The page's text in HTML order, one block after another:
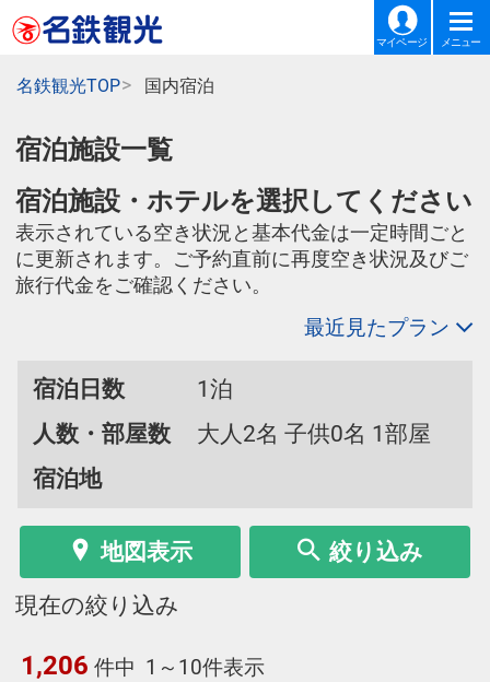
マイページ メニュー
名鉄観光TOP 国内宿泊
宿泊施設一覧
宿泊施設・ホテルを選択してください
表示されている空き状況と基本代金は一定時間ごと
に更新されます。ご予約直前に再度空き状況及びご
旅行代金をご確認ください。
最近見たプラン
宿泊日数
1泊
人数・部屋数
大人2名 子供0名 1部屋
宿泊地
地図表示 絞り込み
現在の絞り込み
1,206 件中 1～10件表示